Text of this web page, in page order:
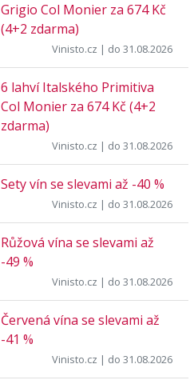
Grigio Col Monier za 674 Kč
(4+2 zdarma)
Vinisto.cz | do 31.08.2026
6 lahví Italského Primitiva
Col Monier za 674 Kč (4+2
zdarma)
Vinisto.cz | do 31.08.2026
Sety vín se slevami až -40 %
Vinisto.cz | do 31.08.2026
Růžová vína se slevami až
-49 %
Vinisto.cz | do 31.08.2026
Červená vína se slevami až
-41 %
Vinisto.cz | do 31.08.2026